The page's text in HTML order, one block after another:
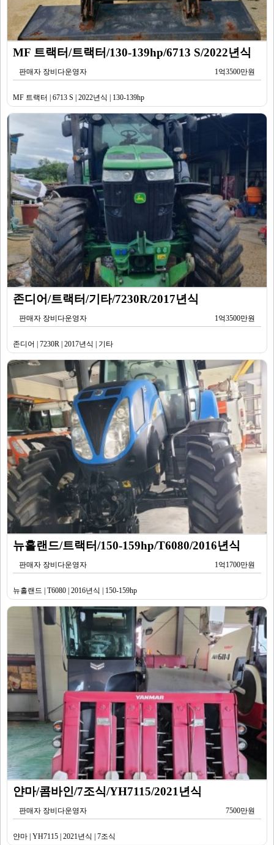
MF 트랙터/트랙터/130-139hp/6713 S/2022년식
판매자 장비다운영자 1억3500만원
MF 트랙터 | 6713 S | 2022년식 | 130-139hp
존디어/트랙터/기타/7230R/2017년식
판매자 장비다운영자 1억3500만원
존디어 | 7230R | 2017년식 | 기타
뉴홀랜드/트랙터/150-159hp/T6080/2016년식
판매자 장비다운영자 1억1700만원
뉴홀랜드 | T6080 | 2016년식 | 150-159hp
얀마/콤바인/7조식/YH7115/2021년식
판매자 장비다운영자 7500만원
얀마 | YH7115 | 2021년식 | 7조식